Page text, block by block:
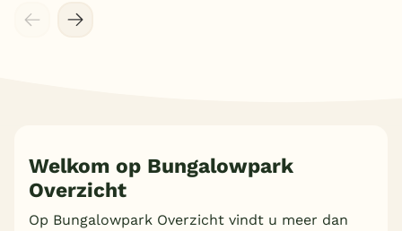
Welkom op Bungalowpark
Overzicht
Op Bungalowpark Overzicht vindt u meer dan